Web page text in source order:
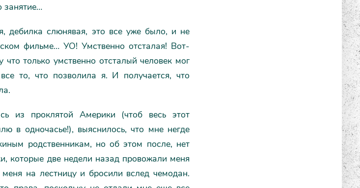
занятие…
дебилка слюнявая, это все уже было, и не
фильме… УО! Умственно отсталая! Вот-
только умственно отсталый человек мог
то, что позволила я. И получается, что
из проклятой Америки (чтоб весь этот
в одночасье!), выяснилось, что мне негде
родственникам, но об этом после, нет
которые две недели назад провожали меня
на лестницу и бросили вслед чемодан.